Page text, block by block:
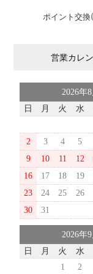
ポイント交換
営業カレ
2026年8
日
月 火 水
2
3 4 5
9
10 11 12
16
17 18 19
23
24 25 26
30
31
2026年9
日
月 火 水
1
2